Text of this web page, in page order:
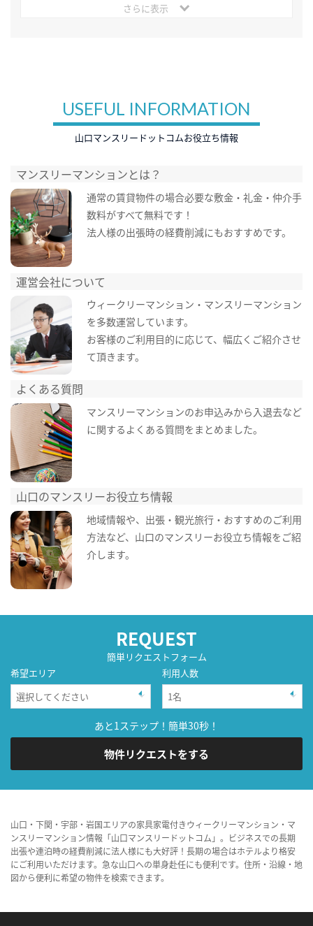
さらに表示
USEFUL INFORMATION
山口マンスリードットコムお役立ち情報
マンスリーマンションとは？
通常の賃貸物件の場合必要な敷金・礼金・仲介手
数料がすべて無料です！
法人様の出張時の経費削減にもおすすめです。
運営会社について
ウィークリーマンション・マンスリーマンション
を多数運営しています。
お客様のご利用目的に応じて、幅広くご紹介させ
て頂きます。
よくある質問
マンスリーマンションのお申込みから入退去など
に関するよくある質問をまとめました。
山口のマンスリーお役立ち情報
地域情報や、出張・観光旅行・おすすめのご利用
方法など、山口のマンスリーお役立ち情報をご紹
介します。
REQUEST
簡単リクエストフォーム
希望エリア
利用人数
あと1ステップ！簡単30秒！
物件リクエストをする
山口・下関・宇部・岩国エリアの家具家電付きウィークリーマンション・マ
ンスリーマンション情報「山口マンスリードットコム」。ビジネスでの長期
出張や連泊時の経費削減に法人様にも大好評！長期の場合はホテルより格安
にご利用いただけます。急な山口への単身赴任にも便利です。住所・沿線・地
図から便利に希望の物件を検索できます。